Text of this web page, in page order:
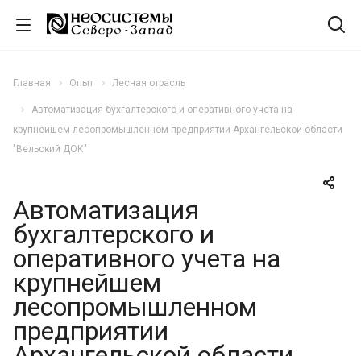
Главная Опыт Лесная отрасль
Автоматизация бухгалтерского и оперативного учета на
крупнейшем лесопромышленном предприятии Архангельской области
"Вельский ДОК"
Автоматизация
бухгалтерского и
оперативного учета на
крупнейшем
лесопромышленном
предприятии